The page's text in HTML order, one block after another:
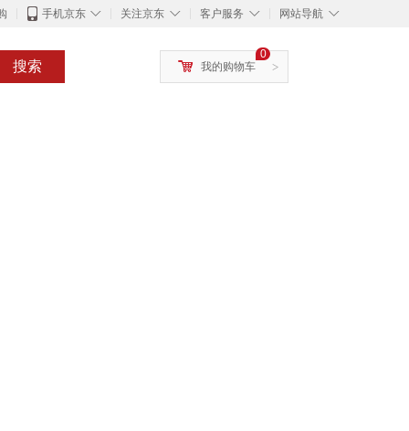
◇
手机京东 ◇
关注京东 ◇
客户服务 ◇
网站导航
搜索 >
0
我的购物车